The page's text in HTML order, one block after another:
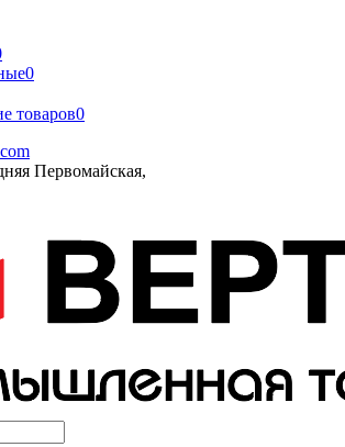
0
товаров0
Первомайская,